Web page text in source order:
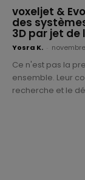
voxeljet &
des
3D par jet de
Yosra K.
Ce n'est pas la
ensemble. Leur
recherche et le